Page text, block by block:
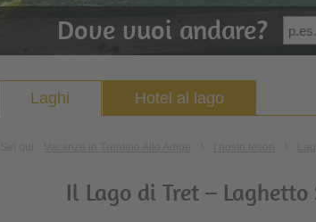
Dove vuoi andare?
Laghi Hotel al lago
Il Lago di Tret –